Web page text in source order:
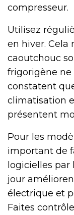
compresseur.
Utilisez
en hiver. Cela
caoutchouc
frigorigène ne
constatent
climatisation
présentent
Pour les
important de
logicielles par
jour
électrique et
Faites